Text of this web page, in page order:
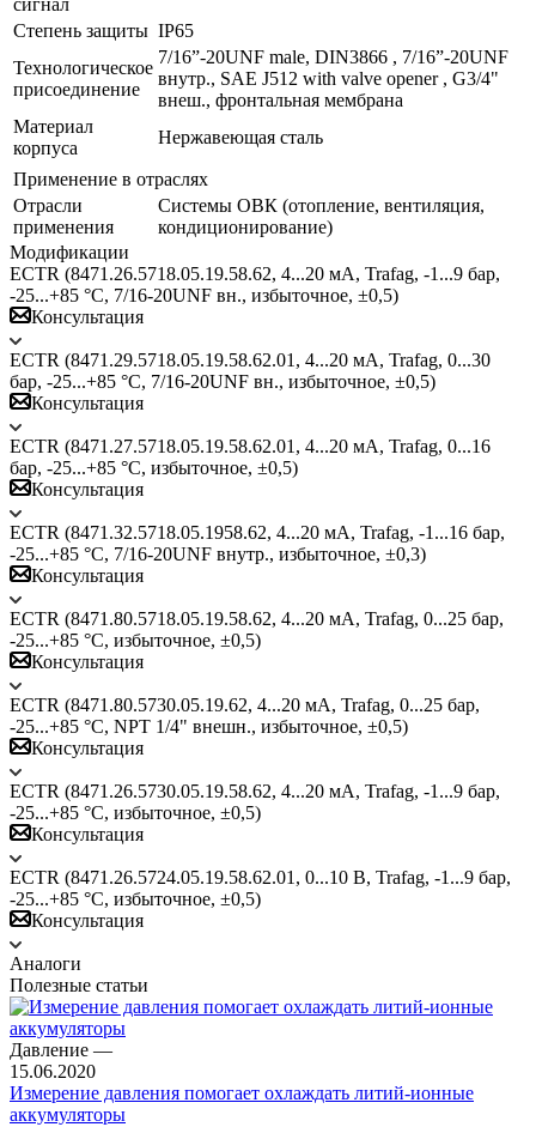
сигнал
Степень защиты IP65
Технологическое
присоединение
7/16”-20UNF male, DIN3866 , 7/16”-20UNF
внутр., SAE J512 with valve opener , G3/4"
внеш., фронтальная мембрана
Материал
корпуса
Нержавеющая сталь
Применение в отраслях
Отрасли
применения
Системы ОВК (отопление, вентиляция,
кондиционирование)
Модификации
ECTR (8471.26.5718.05.19.58.62, 4...20 мА, Trafag, -1...9 бар,
-25...+85 °C, 7/16-20UNF вн., избыточное, ±0,5)
Консультация
ECTR (8471.29.5718.05.19.58.62.01, 4...20 мА, Trafag, 0...30
бар, -25...+85 °C, 7/16-20UNF вн., избыточное, ±0,5)
Консультация
ECTR (8471.27.5718.05.19.58.62.01, 4...20 мА, Trafag, 0...16
бар, -25...+85 °C, избыточное, ±0,5)
Консультация
ECTR (8471.32.5718.05.1958.62, 4...20 мА, Trafag, -1...16 бар,
-25...+85 °C, 7/16-20UNF внутр., избыточное, ±0,3)
Консультация
ECTR (8471.80.5718.05.19.58.62, 4...20 мА, Trafag, 0...25 бар,
-25...+85 °C, избыточное, ±0,5)
Консультация
ECTR (8471.80.5730.05.19.62, 4...20 мА, Trafag, 0...25 бар,
-25...+85 °C, NPT 1/4" внешн., избыточное, ±0,5)
Консультация
ECTR (8471.26.5730.05.19.58.62, 4...20 мА, Trafag, -1...9 бар,
-25...+85 °C, избыточное, ±0,5)
Консультация
ECTR (8471.26.5724.05.19.58.62.01, 0...10 В, Trafag, -1...9 бар,
-25...+85 °C, избыточное, ±0,5)
Консультация
Аналоги
Полезные статьи
Давление —
15.06.2020
Измерение давления помогает охлаждать литий-ионные
аккумуляторы